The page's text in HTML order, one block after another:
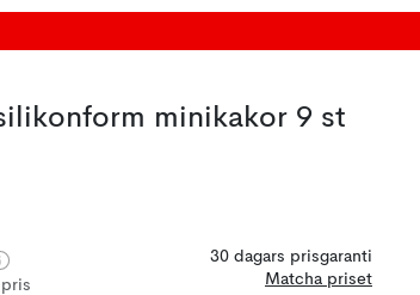
minikakor 9 st
pris
30 dagars prisgaranti
Matcha priset